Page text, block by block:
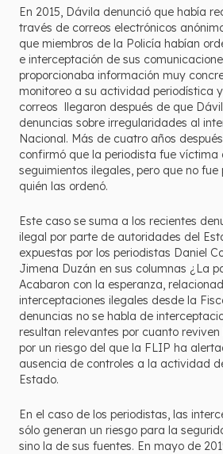
En 2015, Dávila denunció que había
través de correos electrónicos
que miembros de la Policía habían
e interceptación de sus
proporcionaba información muy
monitoreo a su actividad periodística
correos llegaron después de que
denuncias sobre irregularidades al
Nacional. Más de cuatro años
confirmó que la periodista fue víctima
seguimientos ilegales, pero que no
quién las ordenó.
Este caso se suma a los recientes
ilegal por parte de autoridades del
expuestas por los periodistas Daniel
Jimena Duzán en sus columnas ¿La
Acabaron con la esperanza,
interceptaciones ilegales desde la
denuncias no se habla de
resultan relevantes por cuanto
por un riesgo del que la FLIP ha
ausencia de controles a la actividad
Estado.
En el caso de los periodistas, las
sólo generan un riesgo para la
sino la de sus fuentes. En mayo de